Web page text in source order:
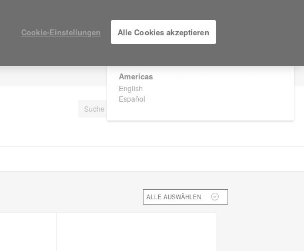
Are you in United States?
Americas
English
Español
ALLE AUSWÄHLEN
Cookie-Einstellungen Alle Cookies akzeptieren